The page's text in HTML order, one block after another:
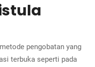
pengobatan yang
terbuka seperti pada